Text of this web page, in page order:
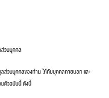
นบุคคล
วนบุคคลของท่าน ให้กับบุคคลภายนอก และ
นตัวฉบับนี้ ดังนี้